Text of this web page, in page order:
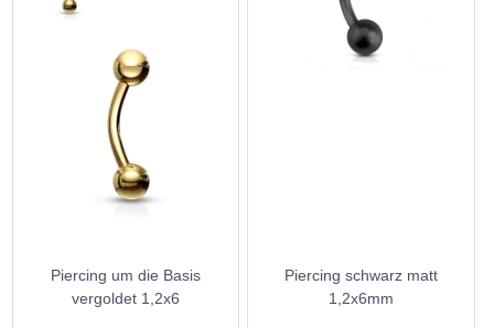
Piercing um die Basis
vergoldet 1,2x6
Piercing schwarz matt
1,2x6mm